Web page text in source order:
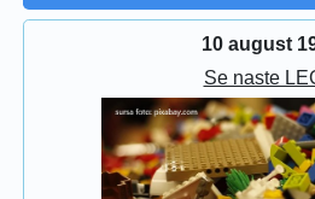
10 august
Se naste